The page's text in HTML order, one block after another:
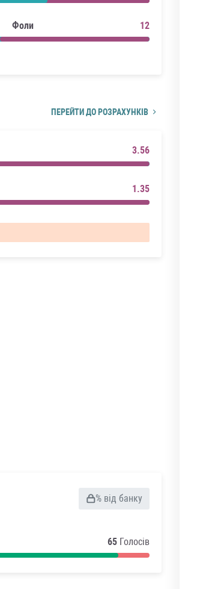
Фоли 12
ПЕРЕЙТИ ДО РОЗРАХУНКІВ
3.56
1.35
% від банку
65 Голосів